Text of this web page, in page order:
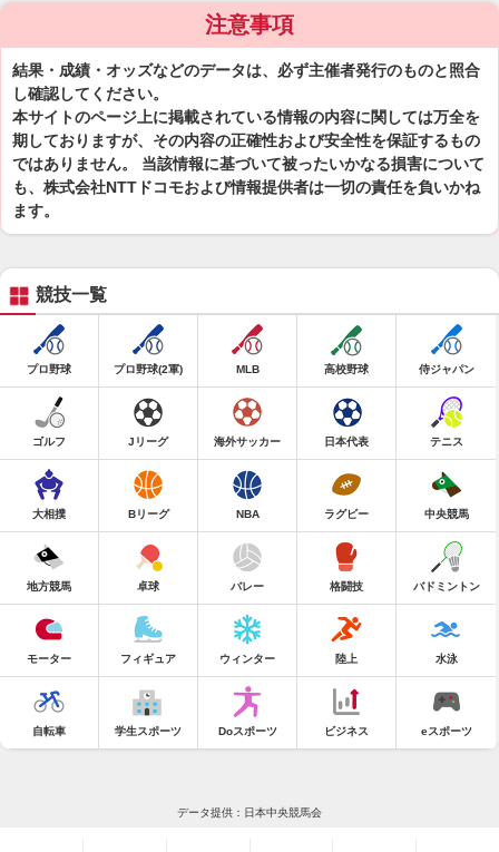
注意事項
結果・成績・オッズなどのデータは、必ず主催者発行のものと照合
し確認してください。
本サイトのページ上に掲載されている情報の内容に関しては万全を
期しておりますが、その内容の正確性および安全性を保証するもの
ではありません。 当該情報に基づいて被ったいかなる損害について
も、株式会社NTTドコモおよび情報提供者は一切の責任を負いかね
ます。
競技一覧
プロ野球 プロ野球(2軍) MLB 高校野球 侍ジャパン
ゴルフ Jリーグ 海外サッカー 日本代表 テニス
大相撲 Bリーグ NBA ラグビー 中央競馬
地方競馬 卓球 バレー 格闘技 バドミントン
モーター フィギュア ウィンター 陸上 水泳
自転車 学生スポーツ Doスポーツ ビジネス eスポーツ
データ提供：日本中央競馬会